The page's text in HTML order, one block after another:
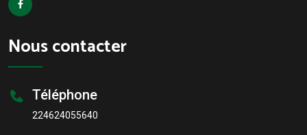
Nous contacter
Téléphone
224624055640